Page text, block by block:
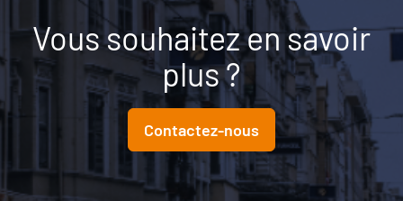
Vous souhaitez en savoir
plus ?
Contactez-nous